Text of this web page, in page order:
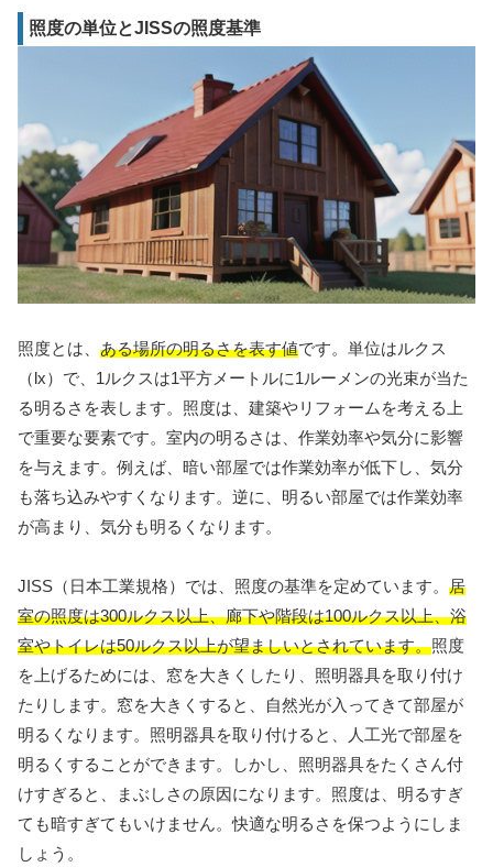
照度の単位とJISSの照度基準
照度とは、 ある場所の明るさを表す値です。単位はルクス
（lx）で、1ルクスは1平方メートルに1ルーメンの光束が当た
る明るさを表します。照度は、建築やリフォームを考える上
で重要な要素です。室内の明るさは、作業効率や気分に影響
を与えます。例えば、暗い部屋では作業効率が低下し、気分
も落ち込みやすくなります。逆に、明るい部屋では作業効率
が高まり、気分も明るくなります。
JISS（日本工業規格）では、照度の基準を定めています。 居
室の照度は300ルクス以上、廊下や階段は100ルクス以上、浴
室やトイレは50ルクス以上が望ましいとされています。照度
を上げるためには、窓を大きくしたり、照明器具を取り付け
たりします。窓を大きくすると、自然光が入ってきて部屋が
明るくなります。照明器具を取り付けると、人工光で部屋を
明るくすることができます。しかし、照明器具をたくさん付
けすぎると、まぶしさの原因になります。照度は、明るすぎ
ても暗すぎてもいけません。快適な明るさを保つようにしま
しょう。